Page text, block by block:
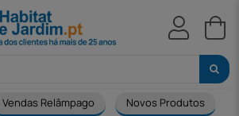
Vendas Relâmpago Novos Produtos